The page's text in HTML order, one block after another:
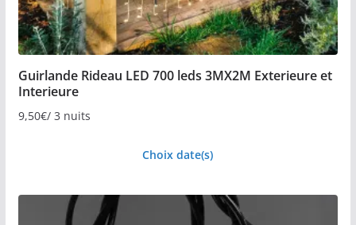
Guirlande Rideau LED 700 leds 3MX2M Exterieure et
Interieure
9,50€/ 3 nuits
Choix date(s)